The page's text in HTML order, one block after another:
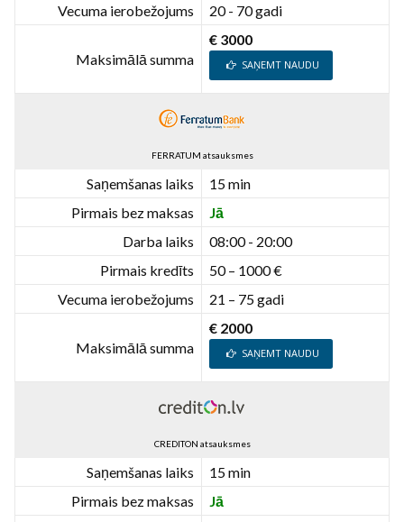
Vecuma ierobežojums
20 - 70 gadi
Maksimālā summa
€ 3000
SAŅEMT NAUDU
FERRATUM atsauksmes
Saņemšanas laiks
15 min
Pirmais bez maksas
Jā
Darba laiks
08:00 - 20:00
Pirmais kredīts
50 – 1000 €
Vecuma ierobežojums
21 – 75 gadi
Maksimālā summa
€ 2000
SAŅEMT NAUDU
CREDITON atsauksmes
Saņemšanas laiks
15 min
Pirmais bez maksas
Jā